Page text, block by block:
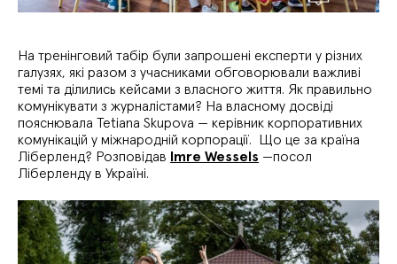
На тренінговий табір були запрошені експерти у різних
галузях, які разом з учасниками обговорювали важливі
темі та ділились кейсами з власного життя. Як правильно
комунікувати з журналістами? На власному досвіді
пояснювала Tetiana Skupova — керівник корпоративних
комунікацій у міжнародній корпорації. Що це за країна
Ліберленд? Розповідав
Imre Wessels —посол
Ліберленду в Україні.